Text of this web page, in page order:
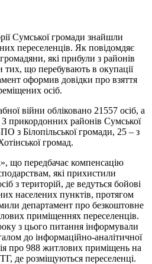
Сумської громади знайшли
переселенців. Як повідомдяє
які прибули з районів
що перебувають в окупації
оформив довідки про взяття
осіб.
війни обліковано 21557 осіб, а
прикордонних районів Сумської
з Білопільської громади, 25 – з
громад.
що передбачає компенсацію
які прихистили
з територій, де ведуться бойові
населених пунктів, протягом
департамент про безкоштовне
приміщеннях переселенців.
з цього питання інформували
до інформаційно-аналітичної
про 988 житлових приміщень на
ТГ, де розміщуються переселенці.